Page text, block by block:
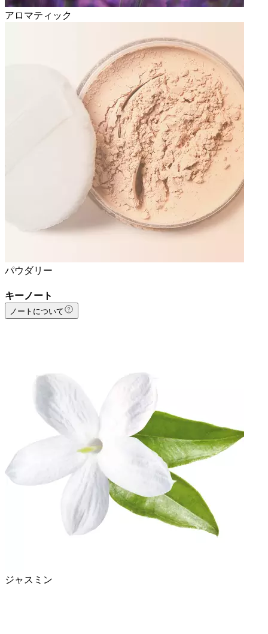
アロマティック
パウダリー
キーノート
ノートについて
ジャスミン